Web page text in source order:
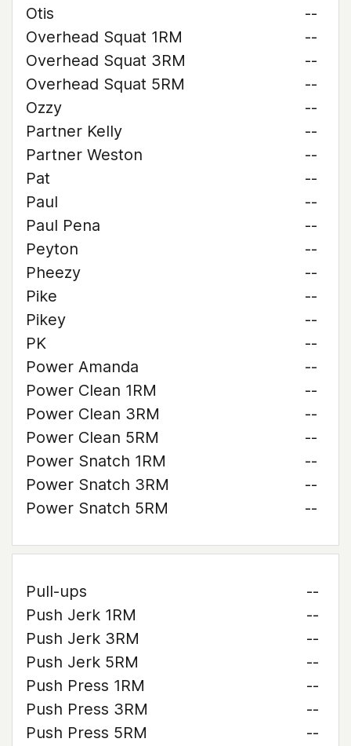
Otis
--
Overhead Squat 1RM
--
Overhead Squat 3RM
--
Overhead Squat 5RM
--
Ozzy
--
Partner Kelly
--
Partner Weston
--
Pat
--
Paul
--
Paul Pena
--
Peyton
--
Pheezy
--
Pike
--
Pikey
--
PK
--
Power Amanda
--
Power Clean 1RM
--
Power Clean 3RM
--
Power Clean 5RM
--
Power Snatch 1RM
--
Power Snatch 3RM
--
Power Snatch 5RM
--
Pull-ups
--
Push Jerk 1RM
--
Push Jerk 3RM
--
Push Jerk 5RM
--
Push Press 1RM
--
Push Press 3RM
--
Push Press 5RM
--